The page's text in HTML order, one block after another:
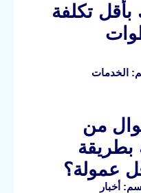
تكلفة
الخدمات
من
بطريقة
أخبار